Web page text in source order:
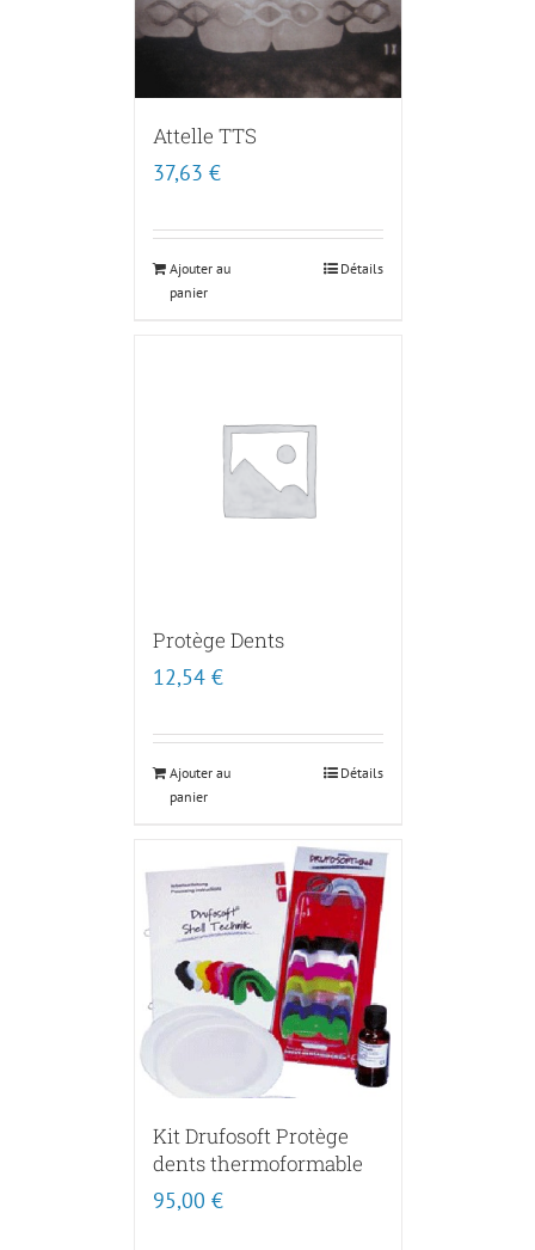
Attelle TTS
37,63 €
Ajouter au
panier
Détails
Protège Dents
12,54 €
Ajouter au
panier
Détails
Kit Drufosoft Protège
dents thermoformable
95,00 €